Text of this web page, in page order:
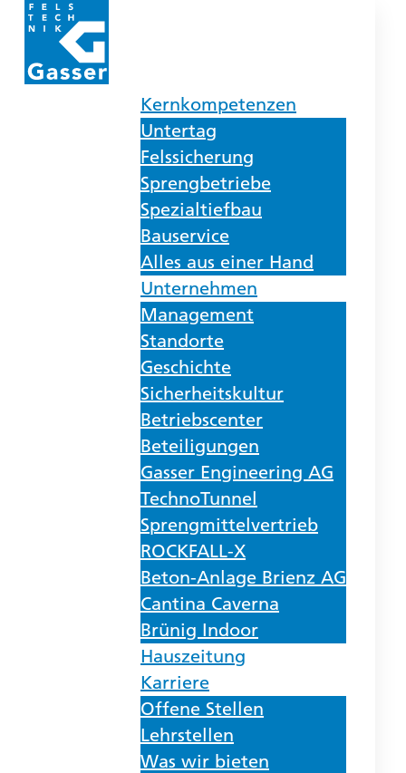
Kernkompetenzen
Untertag
Felssicherung
Sprengbetriebe
Spezialtiefbau
Bauservice
Alles aus einer Hand
Unternehmen
Management
Standorte
Geschichte
Sicherheitskultur
Betriebscenter
Beteiligungen
Gasser Engineering AG
TechnoTunnel
Sprengmittelvertrieb
ROCKFALL-X
Beton-Anlage Brienz AG
Cantina Caverna
Brünig Indoor
Hauszeitung
Karriere
Offene Stellen
Lehrstellen
Was wir bieten